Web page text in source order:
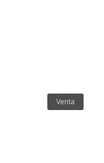
Venta